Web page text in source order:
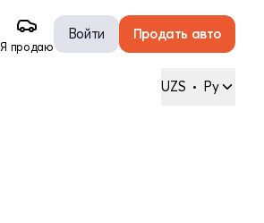
Я продаю
Войти Продать авто
UZS • Ру